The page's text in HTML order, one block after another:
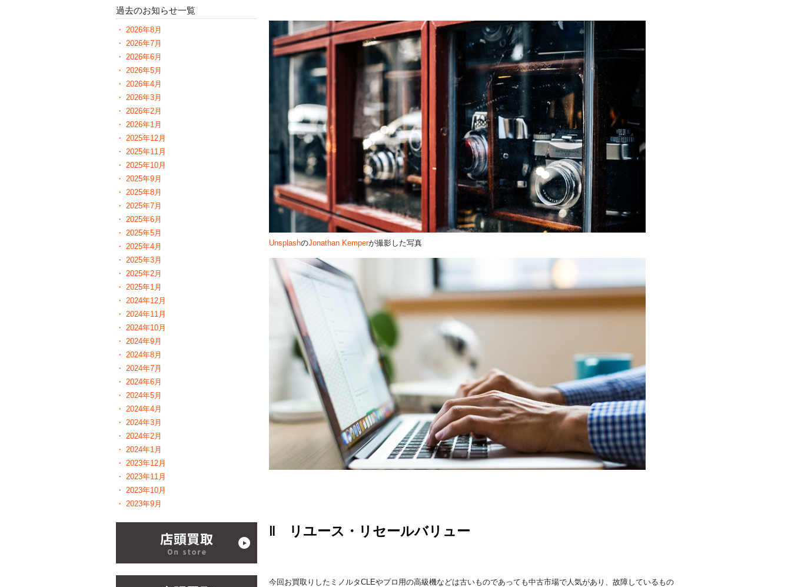
UnsplashのJonathan Kemperが撮影した写真
‖ リユース・リセールバリュー
今回お買取りしたミノルタCLEやプロ用の高級機などは古いものであっても中古市場で人気があり、故障しているもの
過去のお知らせ一覧
2026年8月
2026年7月
2026年6月
2026年5月
2026年4月
2026年3月
2026年2月
2026年1月
2025年12月
2025年11月
2025年10月
2025年9月
2025年8月
2025年7月
2025年6月
2025年5月
2025年4月
2025年3月
2025年2月
2025年1月
2024年12月
2024年11月
2024年10月
2024年9月
2024年8月
2024年7月
2024年6月
2024年5月
2024年4月
2024年3月
2024年2月
2024年1月
2023年12月
2023年11月
2023年10月
2023年9月